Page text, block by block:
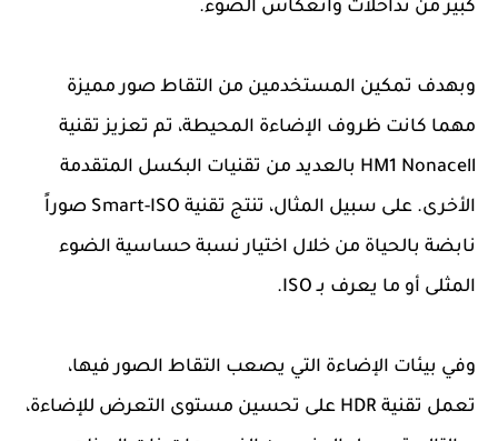
كبير من تداخلات وانعكاس الضوء.
وبهدف تمكين المستخدمين من التقاط صور مميزة
مهما كانت ظروف الإضاءة المحيطة، تم تعزيز تقنية
HM1 Nonacell بالعديد من تقنيات البكسل المتقدمة
الأخرى. على سبيل المثال، تنتج تقنية Smart-ISO صوراً
نابضة بالحياة من خلال اختيار نسبة حساسية الضوء
المثلى أو ما يعرف بـ ISO.
وفي بيئات الإضاءة التي يصعب التقاط الصور فيها،
تعمل تقنية HDR على تحسين مستوى التعرض للإضاءة،